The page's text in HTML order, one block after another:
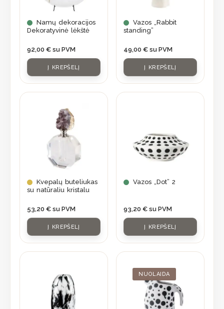
Namų dekoracijos
Dekoratyvinė lėkštė
92,00 € su PVM
Į KREPŠELĮ
Vazos „Rabbit
standing”
49,00 € su PVM
Į KREPŠELĮ
Kvepalų buteliukas
su natūraliu kristalu
53,20 € su PVM
Į KREPŠELĮ
Vazos „Dot” 2
93,20 € su PVM
Į KREPŠELĮ
NUOLAIDA
was:
56,90 €.
is:
39,83 €.